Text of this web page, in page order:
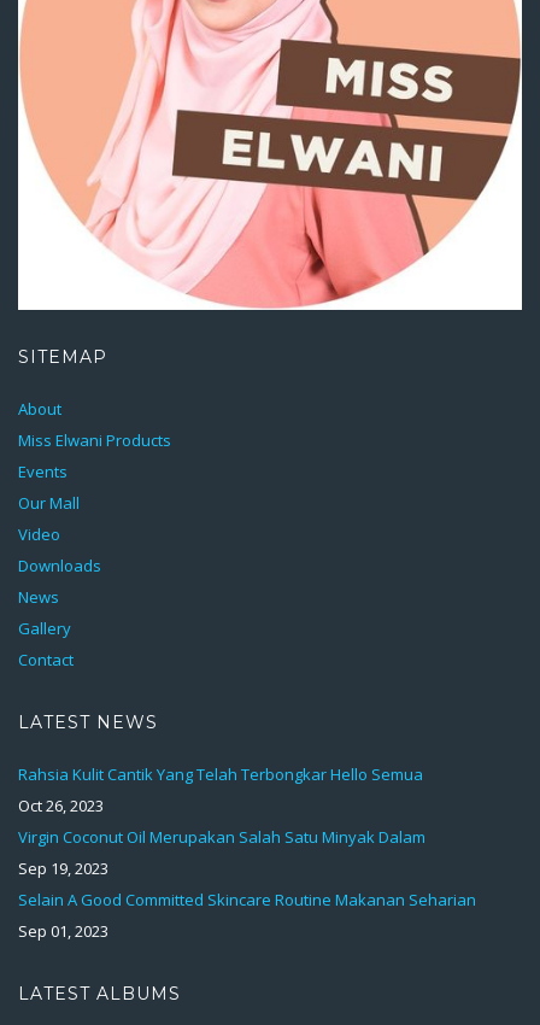
SITEMAP
About
Miss Elwani Products
Events
Our Mall
Video
Downloads
News
Gallery
Contact
LATEST NEWS
Rahsia Kulit Cantik Yang Telah Terbongkar Hello Semua
Oct 26, 2023
Virgin Coconut Oil Merupakan Salah Satu Minyak Dalam
Sep 19, 2023
Selain A Good Committed Skincare Routine Makanan Seharian
Sep 01, 2023
LATEST ALBUMS